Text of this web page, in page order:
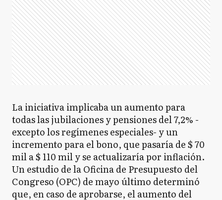
La iniciativa implicaba un aumento para
todas las jubilaciones y pensiones del 7,2% -
excepto los regímenes especiales- y un
incremento para el bono, que pasaría de $ 70
mil a $ 110 mil y se actualizaría por inflación.
Un estudio de la Oficina de Presupuesto del
Congreso (OPC) de mayo último determinó
que, en caso de aprobarse, el aumento del